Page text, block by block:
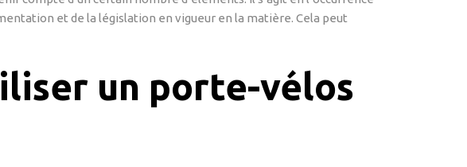
et de la législation en vigueur en la matière. Cela peut
un porte-vélos